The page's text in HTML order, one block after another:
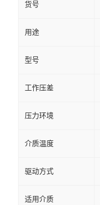
货号
用途
型号
工作压差
压力环境
介质温度
驱动方式
适用介质